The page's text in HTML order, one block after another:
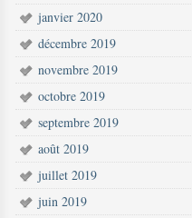
janvier 2020
décembre 2019
novembre 2019
octobre 2019
septembre 2019
août 2019
juillet 2019
juin 2019